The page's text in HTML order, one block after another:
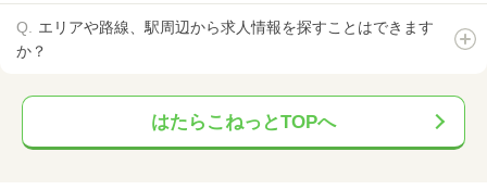
エリアや路線、駅周辺から求人情報を探すことはできます
か？
はたらこねっとTOPへ